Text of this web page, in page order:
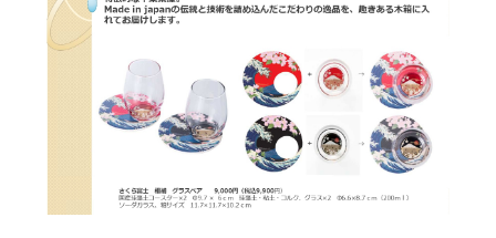
イベント
飲食店
地域豆知識
ニッポンの百選大全集
記事ライター